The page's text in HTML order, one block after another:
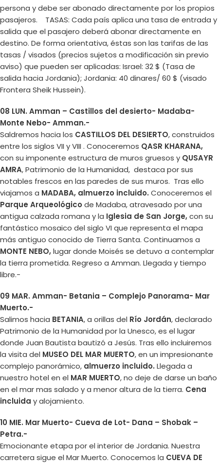
persona y debe ser abonado directamente por los propios
pasajeros. TASAS: Cada país aplica una tasa de entrada y
salida que el pasajero deberá abonar directamente en
destino. De forma orientativa, éstas son las tarifas de las
tasas / visados (precios sujetos a modificación sin previo
aviso) que pueden ser aplicadas: Israel: 32 $ (Tasa de
salida hacia Jordania); Jordania: 40 dinares/ 60 $ (visado
Frontera Sheik Hussein).
08 LUN. Amman – Castillos del desierto- Madaba-
Monte Nebo- Amman.-
Saldremos hacia los CASTILLOS DEL DESIERTO, construidos
entre los siglos VII y VIII . Conoceremos QASR KHARANA,
con su imponente estructura de muros gruesos y QUSAYR
AMRA, Patrimonio de la Humanidad, destaca por sus
notables frescos en las paredes de sus muros. Tras ello
viajamos a MADABA, almuerzo incluido. Conoceremos el
Parque Arqueológico de Madaba, atravesado por una
antigua calzada romana y la Iglesia de San Jorge,con su
fantástico mosaico del siglo VI que representa el mapa
más antiguo conocido de Tierra Santa. Continuamos a
MONTE NEBO,lugar donde Moisés se detuvo a contemplar
la tierra prometida. Regreso a Amman. Llegada y tiempo
libre.-
09 MAR. Amman- Betania – Complejo Panorama- Mar
Muerto.-
Salimos hacia BETANIA, a orillas del Río Jordán, declarado
Patrimonio de la Humanidad por la Unesco, es el lugar
donde Juan Bautista bautizó a Jesús. Tras ello incluiremos
la visita del MUSEO DEL MAR MUERTO, en un impresionante
complejo panorámico, almuerzo incluido. Llegada a
nuestro hotel en el MAR MUERTO, no deje de darse un baño
en el mar mas salado y a menor altura de la tierra. Cena
incluida y alojamiento.
10 MIE. Mar Muerto- Cueva de Lot- Dana – Shobak –
Petra.-
Emocionante etapa por el interior de Jordania. Nuestra
carretera sigue el Mar Muerto. Conocemos la CUEVA DE